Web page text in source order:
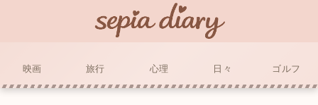
映画 旅行 心理 日々 ゴルフ